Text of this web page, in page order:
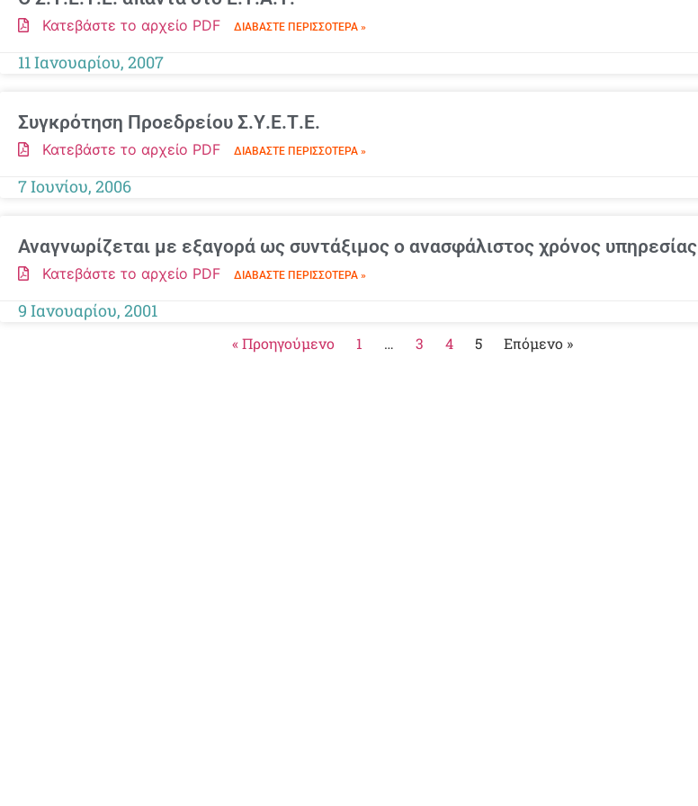
Κατεβάστε το αρχείο PDF ΔΙΑΒΆΣΤΕ ΠΕΡΙΣΣΌΤΕΡΑ »
11 Ιανουαρίου, 2007
Συγκρότηση Προεδρείου Σ.Υ.Ε.Τ.Ε.
Κατεβάστε το αρχείο PDF ΔΙΑΒΆΣΤΕ ΠΕΡΙΣΣΌΤΕΡΑ »
7 Ιουνίου, 2006
Αναγνωρίζεται με εξαγορά ως συντάξιμος ο ανασφάλιστος χρόνος υπηρεσίας
Κατεβάστε το αρχείο PDF ΔΙΑΒΆΣΤΕ ΠΕΡΙΣΣΌΤΕΡΑ »
9 Ιανουαρίου, 2001
« Προηγούμενο 1 … 3 4 5 Επόμενο »